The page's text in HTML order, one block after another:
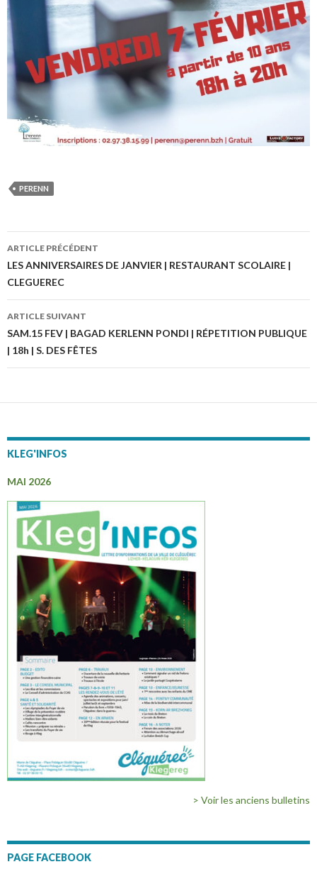
PERENN
Navigation
des
articles
ARTICLE PRÉCÉDENT
LES ANNIVERSAIRES DE JANVIER | RESTAURANT SCOLAIRE |
CLEGUEREC
ARTICLE SUIVANT
SAM.15 FEV | BAGAD KERLENN PONDI | RÉPETITION PUBLIQUE
| 18h | S. DES FÊTES
KLEG'INFOS
MAI 2026
> Voir les anciens bulletins
PAGE FACEBOOK